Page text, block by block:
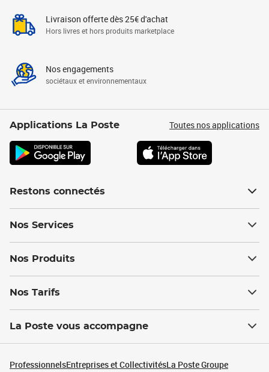
Livraison offerte dès 25€ d'achat
Hors livres et hors produits marketplace
Nos engagements
sociétaux et environnementaux
Applications La Poste Toutes nos applications
Restons connectés
Nos Services
Nos Produits
Nos Tarifs
La Poste vous accompagne
ProfessionnelsEntreprises et CollectivitésLa Poste Groupe